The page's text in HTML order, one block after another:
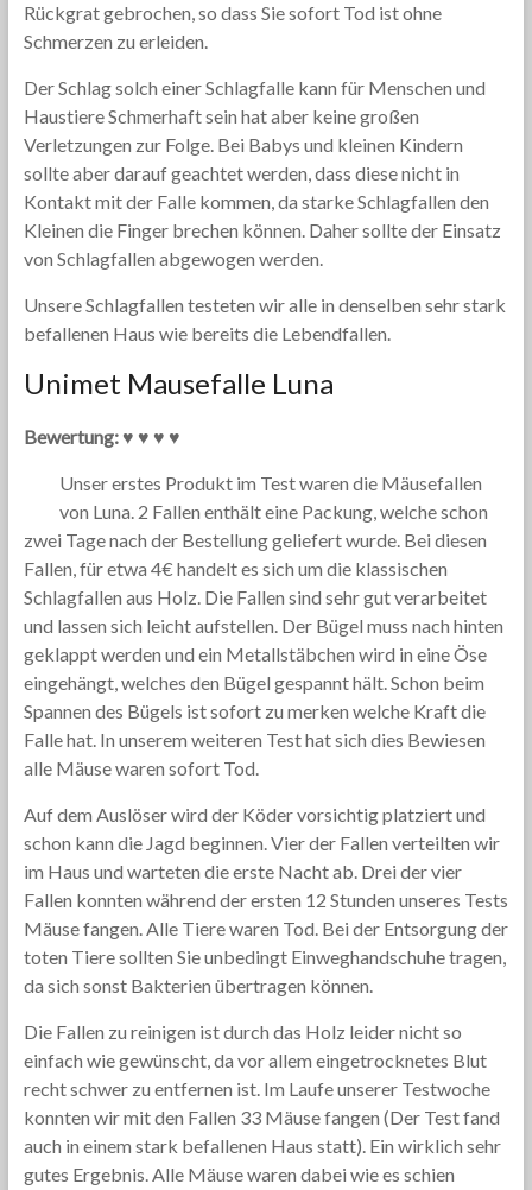
Rückgrat gebrochen, so dass Sie sofort Tod ist ohne
Schmerzen zu erleiden.
Der Schlag solch einer Schlagfalle kann für Menschen und
Haustiere Schmerhaft sein hat aber keine großen
Verletzungen zur Folge. Bei Babys und kleinen Kindern
sollte aber darauf geachtet werden, dass diese nicht in
Kontakt mit der Falle kommen, da starke Schlagfallen den
Kleinen die Finger brechen können. Daher sollte der Einsatz
von Schlagfallen abgewogen werden.
Unsere Schlagfallen testeten wir alle in denselben sehr stark
befallenen Haus wie bereits die Lebendfallen.
Unimet Mausefalle Luna
Bewertung: ♥ ♥ ♥ ♥
Unser erstes Produkt im Test waren die Mäusefallen
von Luna. 2 Fallen enthält eine Packung, welche schon
zwei Tage nach der Bestellung geliefert wurde. Bei diesen
Fallen, für etwa 4€ handelt es sich um die klassischen
Schlagfallen aus Holz. Die Fallen sind sehr gut verarbeitet
und lassen sich leicht aufstellen. Der Bügel muss nach hinten
geklappt werden und ein Metallstäbchen wird in eine Öse
eingehängt, welches den Bügel gespannt hält. Schon beim
Spannen des Bügels ist sofort zu merken welche Kraft die
Falle hat. In unserem weiteren Test hat sich dies Bewiesen
alle Mäuse waren sofort Tod.
Auf dem Auslöser wird der Köder vorsichtig platziert und
schon kann die Jagd beginnen. Vier der Fallen verteilten wir
im Haus und warteten die erste Nacht ab. Drei der vier
Fallen konnten während der ersten 12 Stunden unseres Tests
Mäuse fangen. Alle Tiere waren Tod. Bei der Entsorgung der
toten Tiere sollten Sie unbedingt Einweghandschuhe tragen,
da sich sonst Bakterien übertragen können.
Die Fallen zu reinigen ist durch das Holz leider nicht so
einfach wie gewünscht, da vor allem eingetrocknetes Blut
recht schwer zu entfernen ist. Im Laufe unserer Testwoche
konnten wir mit den Fallen 33 Mäuse fangen (Der Test fand
auch in einem stark befallenen Haus statt). Ein wirklich sehr
gutes Ergebnis. Alle Mäuse waren dabei wie es schien